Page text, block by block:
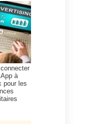
un outil
pour tout
fonctionne
donner un